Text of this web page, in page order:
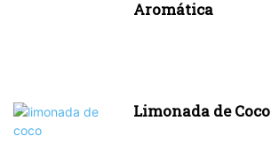
Aromática
Limonada de Coco